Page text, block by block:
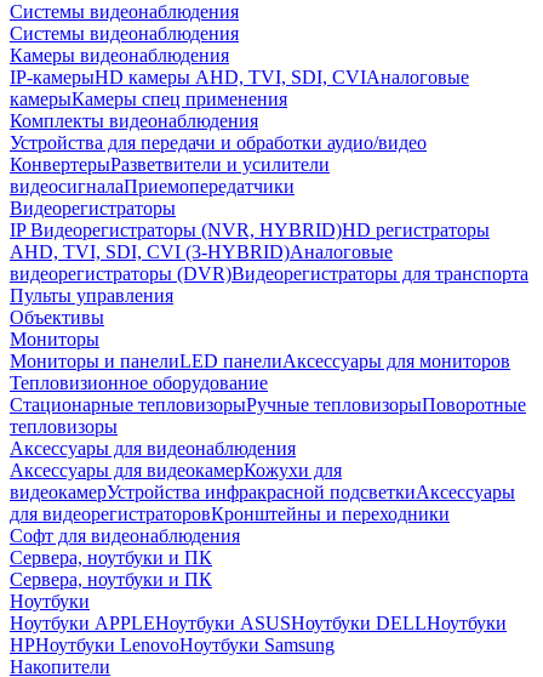
Системы видеонаблюдения
Системы видеонаблюдения
Камеры видеонаблюдения
IP-камерыHD камеры AHD, TVI, SDI, CVIАналоговые
камерыКамеры спец применения
Комплекты видеонаблюдения
Устройства для передачи и обработки аудио/видео
КонвертерыРазветвители и усилители
видеосигналаПриемопередатчики
Видеорегистраторы
IP Видеорегистраторы (NVR, HYBRID)HD регистраторы
AHD, TVI, SDI, CVI (3-HYBRID)Аналоговые
видеорегистраторы (DVR)Видеорегистраторы для транспорта
Пульты управления
Объективы
Мониторы
Мониторы и панелиLED панелиАксессуары для мониторов
Тепловизионное оборудование
Стационарные тепловизорыРучные тепловизорыПоворотные
тепловизоры
Аксессуары для видеонаблюдения
Аксессуары для видеокамерКожухи для
видеокамерУстройства инфракрасной подсветкиАксессуары
для видеорегистраторовКронштейны и переходники
Софт для видеонаблюдения
Сервера, ноутбуки и ПК
Сервера, ноутбуки и ПК
Ноутбуки
Ноутбуки APPLEНоутбуки ASUSНоутбуки DELLНоутбуки
HPНоутбуки LenovoНоутбуки Samsung
Накопители